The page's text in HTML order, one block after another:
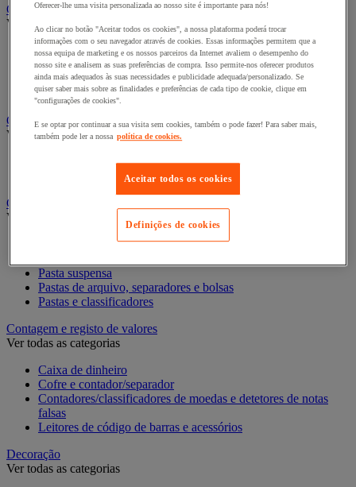
Cadeiras, poltronas e cadeirões
Ver todas as categorias
Acessórios para cadeiras de escritório
Cadeira de braços executivo
Cadeira de escritório
Cadeiras para salas de receção e reuniões
Candeeiro
Ver todas as categorias
Candeeiro de escritório
Classificação e arquivo
Ver todas as categorias
Acessórios de arquivo para o escritório
Pasta suspensa
Pastas de arquivo, separadores e bolsas
Pastas e classificadores
Contagem e registo de valores
Ver todas as categorias
Caixa de dinheiro
Cofre e contador/separador
Contadores/classificadores de moedas e detetores de notas
falsas
Leitores de código de barras e acessórios
Decoração
Ver todas as categorias
Oferecer-lhe uma visita personalizada ao nosso site é importante para nós!
Ao clicar no botão "Aceitar todos os cookies", a nossa plataforma poderá trocar
informações com o seu navegador através de cookies. Essas informações permitem que a
nossa equipa de marketing e os nossos parceiros da Internet avaliem o desempenho do
nosso site e analisem as suas preferências de compra. Isso permite-nos oferecer produtos
ainda mais adequados às suas necessidades e publicidade adequada/personalizado. Se
quiser saber mais sobre as finalidades e preferências de cada tipo de cookie, clique em
"configurações de cookies".
E se optar por continuar a sua visita sem cookies, também o pode fazer! Para saber mais,
também pode ler a nossa política de cookies.
Aceitar todos os cookies
Definições de cookies